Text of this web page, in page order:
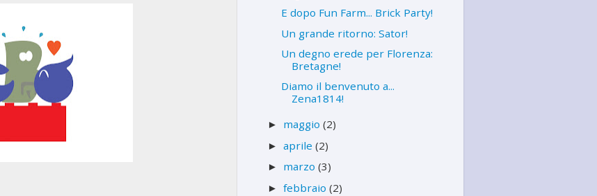
E dopo Fun Farm... Brick Party!
Un grande ritorno: Sator!
Un degno erede per Florenza:
Bretagne!
Diamo il benvenuto a...
Zena1814!
► maggio(2)
►aprile(2)
► marzo(3)
►febbraio(2)